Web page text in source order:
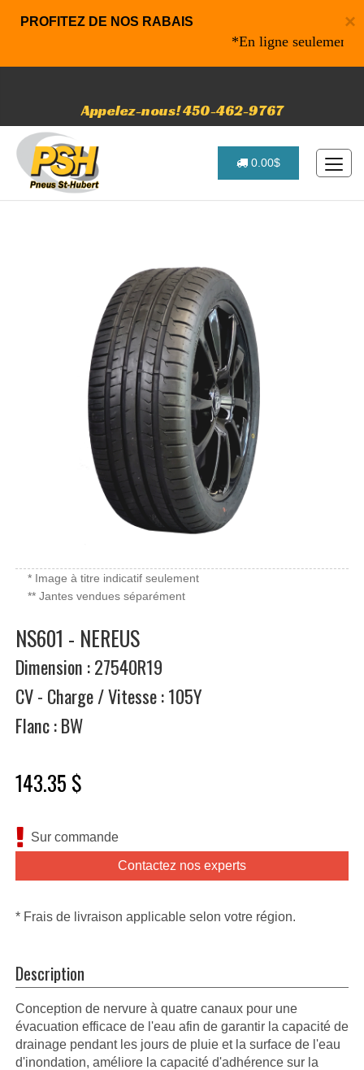
×
PROFITEZ DE NOS RABAIS
*En ligne seulement*
Appelez-nous! 450-462-9767
0.00$
* Image à titre indicatif seulement
** Jantes vendues séparément
NS601 - NEREUS
Dimension : 27540R19
CV - Charge / Vitesse : 105Y
Flanc : BW
143.35 $
Sur commande
Contactez nos experts
* Frais de livraison applicable selon votre région.
Description
Conception de nervure à quatre canaux pour une
évacuation efficace de l'eau afin de garantir la capacité de
drainage pendant les jours de pluie et la surface de l'eau
d'inondation, améliore la capacité d'adhérence sur la